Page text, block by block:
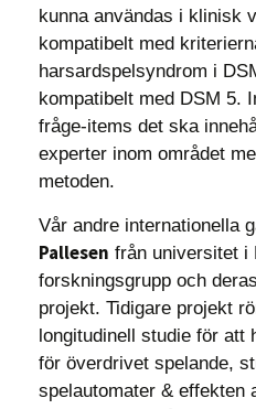
kunna användas i klinisk
kompatibelt med
harsardspelsyndrom i
kompatibelt med DSM 5.
fråge-items det ska
experter inom området
metoden.
Vår andre internationella
Pallesen från universitet i
forskningsgrupp och
projekt. Tidigare projekt
longitudinell studie för att
för överdrivet spelande,
spelautomater & effekten